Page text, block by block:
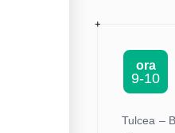
ora
9-10
Tulcea –